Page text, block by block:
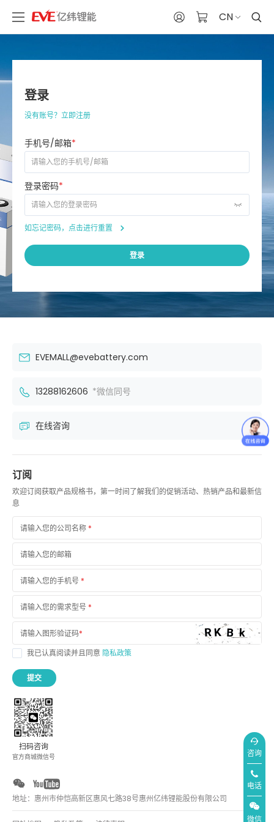
CN
登录
没有账号？立即注册
手机号/邮箱*
登录密码*
如忘记密码，点击进行重置
登录
EVEMALL@evebattery.com
13288162606 *微信同号
在线咨询
扫码咨询
官方商城微信号
订阅
欢迎订阅获取产品规格书，第一时间了解我们的促销活动、热销产品和最新信
息
请输入您的公司名称 *
请输入您的邮箱
请输入您的手机号 *
请输入您的需求型号 *
请输入图形验证码*
我已认真阅读并且同意 隐私政策
提交
地址：惠州市仲恺高新区惠风七路38号惠州亿纬锂能股份有限公司
咨询
电话
微信